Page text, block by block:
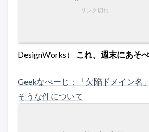
DesignWorks） これ、週末にあそ
Geekなぺーじ：「欠陥ドメイン名
そうな件について